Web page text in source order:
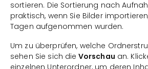
sortieren. Die Sortierung nach
praktisch, wenn Sie Bilder
Tagen aufgenommen wurden.
Um zu überprüfen, welche
sehen Sie sich die Vorschau an.
einzelnen Unterordner, um deren